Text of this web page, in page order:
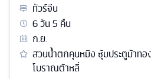
ทัวร์จีน
6วัน5 คืน
ก.ย.
สวนน้ำตกคุนหมิง ซุ้มประตูม้าทอ
โบราณต้าหลี่